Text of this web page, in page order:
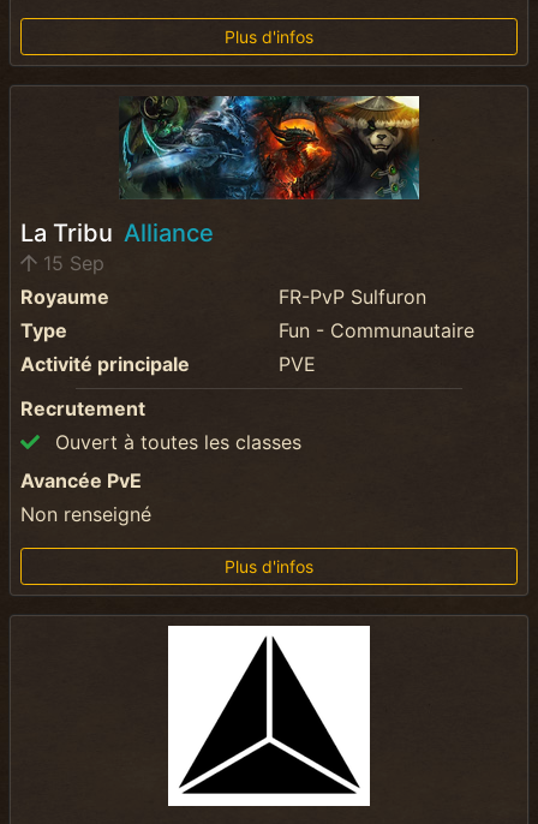
Plus d'infos
La Tribu Alliance
15 Sep
Royaume
FR-PvP Sulfuron
Type
Fun - Communautaire
Activité principale
PVE
Recrutement
Ouvert à toutes les classes
Avancée PvE
Non renseigné
Plus d'infos